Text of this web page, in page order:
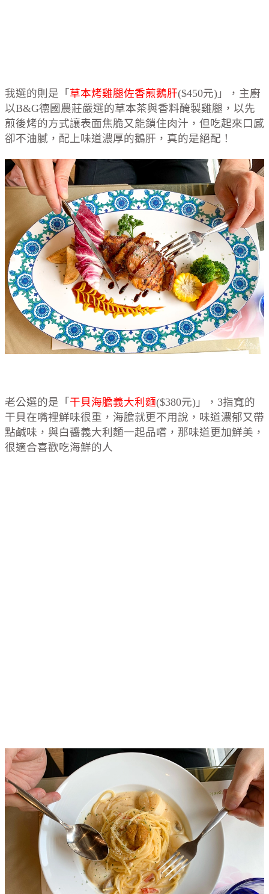
我選的則是「 草本烤雞腿佐香煎鵝肝($450元)」，主廚
以B&G德國農莊嚴選的草本茶與香料醃製雞腿，以先
煎後烤的方式讓表面焦脆又能鎖住肉汁，但吃起來口感
卻不油膩，配上味道濃厚的鵝肝，真的是絕配！
老公選的是「 干貝海膽義大利麵($380元)」，3指寬的
干貝在嘴裡鮮味很重，海膽就更不用說，味道濃郁又帶
點鹹味，與白醬義大利麵一起品嚐，那味道更加鮮美，
很適合喜歡吃海鮮的人